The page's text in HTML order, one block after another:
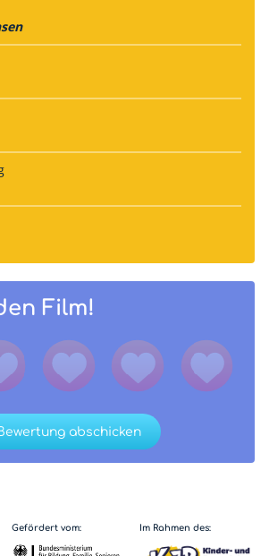
Film!
abschicken
Gefördert vom: Im Rahmen des: